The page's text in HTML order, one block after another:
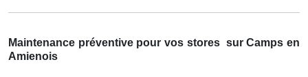
Maintenance préventive pour vos stores sur Camps en
Amienois